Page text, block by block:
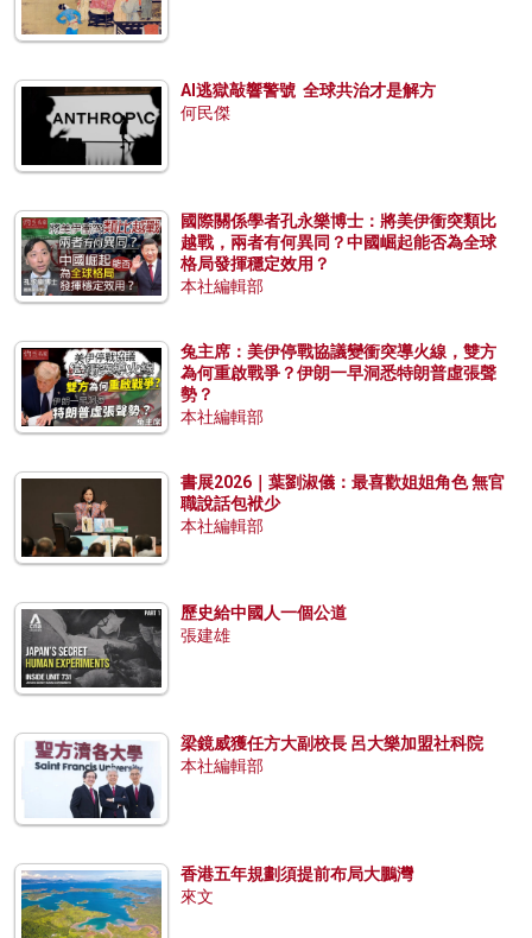
AI逃獄敲響警號 全球共治才是解方
何民傑
國際關係學者孔永樂博士：將美伊衝突類比
越戰，兩者有何異同？中國崛起能否為全球
格局發揮穩定效用？
本社編輯部
兔主席：美伊停戰協議變衝突導火線，雙方
為何重啟戰爭？伊朗一早洞悉特朗普虛張聲
勢？
本社編輯部
書展2026｜葉劉淑儀：最喜歡姐姐角色 無官
職說話包袱少
本社編輯部
歷史給中國人一個公道
張建雄
梁鏡威獲任方大副校長 呂大樂加盟社科院
本社編輯部
香港五年規劃須提前布局大鵬灣
來文